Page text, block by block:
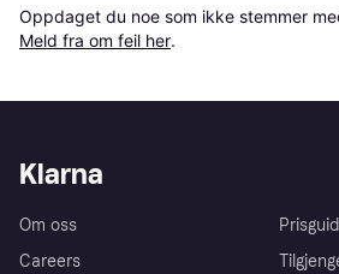
Oppdaget du noe som ikke stemmer
Meld fra om feil her.
Klarna
Om oss
Careers